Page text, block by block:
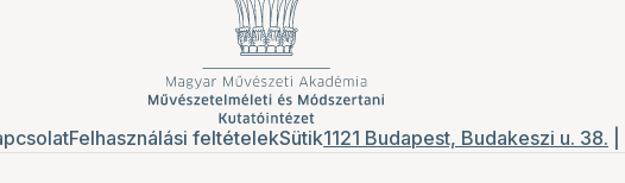
Felhasználási feltételekSütik1121 Budapest, Budakeszi u. 38.